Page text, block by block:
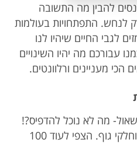
להבין מה התשובה
לנחש. התפתחויות בעולמות
לגבי החיים שיהיו לנו
עבורכם מה יהיו השינויים
מעניינים ורלוונטים.
מה לא נוכל להדפיס?!
בתים, רהיטים ואפילו איברים וחלקי גוף. הצפי לעוד 100